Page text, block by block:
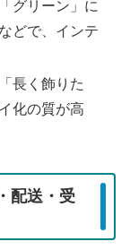
グリーン」に
どで、インテ
「長く飾りた
化の質が高
配送・受